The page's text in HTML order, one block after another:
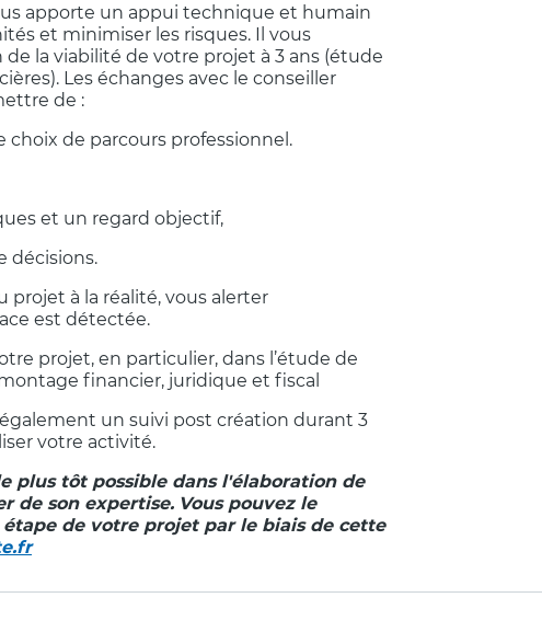
apporte un appui technique et humain
et minimiser les risques. Il vous
de la viabilité de votre projet à 3 ans (étude
Les échanges avec le conseiller
de :
choix de parcours professionnel.
et un regard objectif,
décisions.
projet à la réalité, vous alerter
est détectée.
projet, en particulier, dans l’étude de
financier, juridique et fiscal
un suivi post création durant 3
votre activité.
plus tôt possible dans l'élaboration de
de son expertise. Vous pouvez le
de votre projet par le biais de cette